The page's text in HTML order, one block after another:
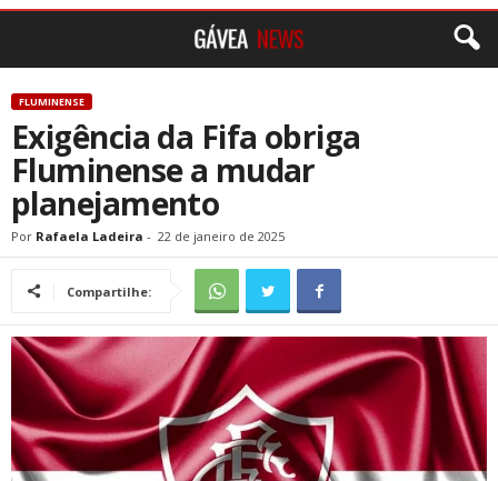
FLUMINENSE
Exigência da Fifa obriga
Fluminense a mudar
planejamento
Por Rafaela Ladeira - 22 de janeiro de 2025
Compartilhe: